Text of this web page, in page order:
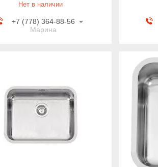
Нет в наличии
+7 (778) 364-88-56
Марина